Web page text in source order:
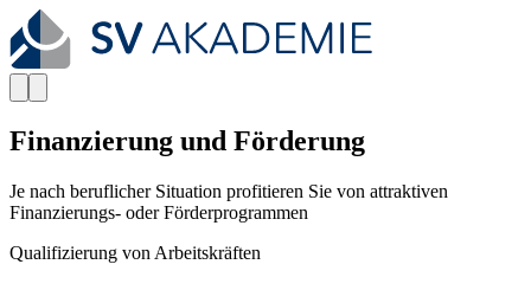
Finanzierung und Förderung
Je nach beruflicher Situation profitieren Sie von attraktiven
Finanzierungs- oder Förderprogrammen
Qualifizierung von Arbeitskräften